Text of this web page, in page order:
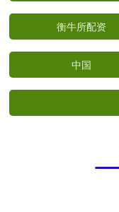
衡牛所配资
中国